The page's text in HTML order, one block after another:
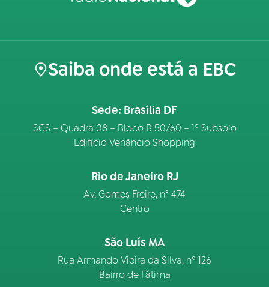
Saiba onde está a EBC
Sede: Brasília DF
SCS – Quadra 08 – Bloco B 50/60 – 1º Subsolo
Edifício Venâncio Shopping
Rio de Janeiro RJ
Av. Gomes Freire, n° 474
Centro
São Luís MA
Rua Armando Vieira da Silva, nº 126
Bairro de Fátima